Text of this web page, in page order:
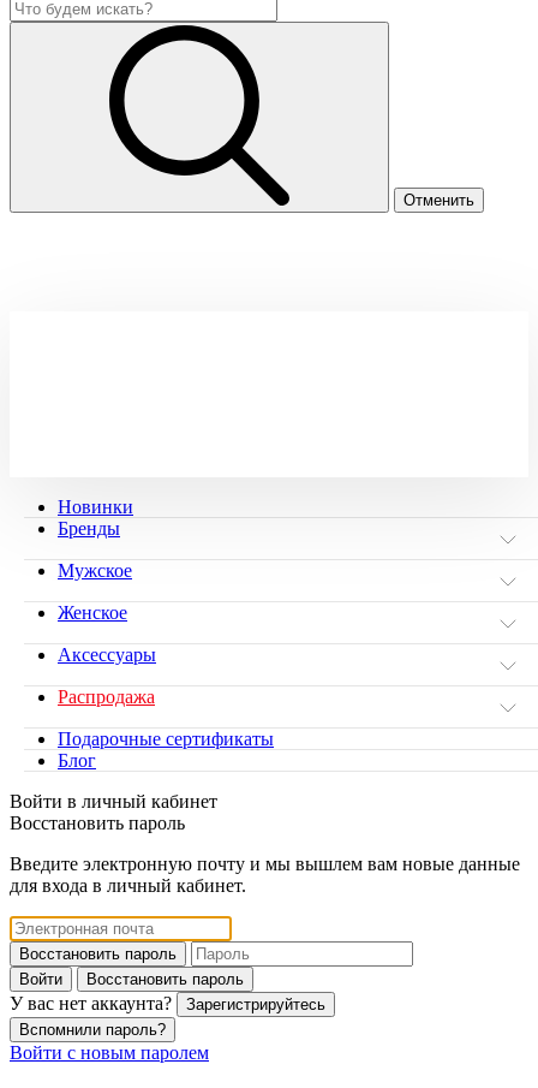
Новинки
Бренды
Мужское
Женское
Аксессуары
Распродажа
Подарочные сертификаты
Блог
Войти в личный кабинет
Восстановить пароль
Введите электронную почту и мы вышлем вам новые данные
для входа в личный кабинет.
Восстановить пароль
Войти
Восстановить пароль
У вас нет аккаунта?
Зарегистрируйтесь
Вспомнили пароль?
Войти с новым паролем